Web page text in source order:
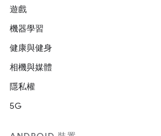
遊戲
機器學習
健康與健身
相機與媒體
隱私權
5G